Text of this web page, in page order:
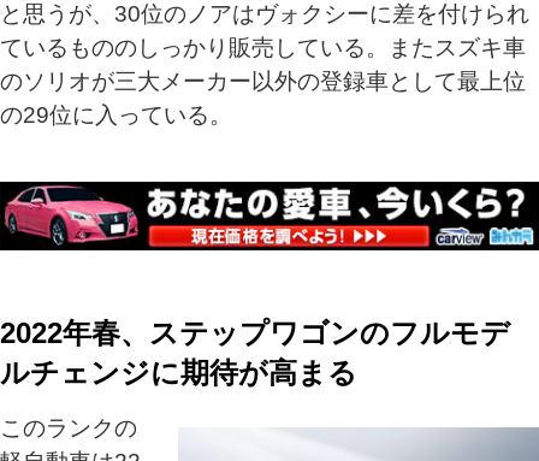
と思うが、30位のノアはヴォクシーに差を付けられ
ているもののしっかり販売している。またスズキ車
のソリオが三大メーカー以外の登録車として最上位
の29位に入っている。
2022年春、ステップワゴンのフルモデ
ルチェンジに期待が高まる
このランクの